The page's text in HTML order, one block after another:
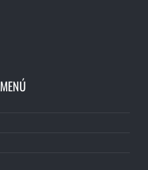
MENÚ